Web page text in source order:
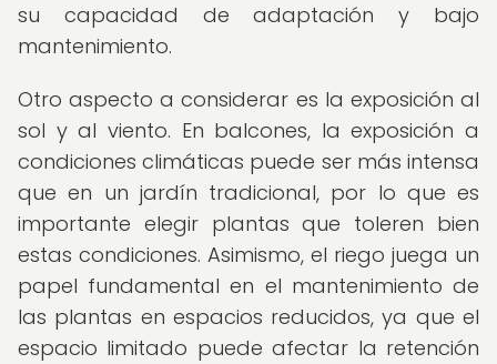
su capacidad de adaptación y bajo
mantenimiento.
Otro aspecto a considerar es la exposición al
sol y al viento. En balcones, la exposición a
condiciones climáticas puede ser más intensa
que en un jardín tradicional, por lo que es
importante elegir plantas que toleren bien
estas condiciones. Asimismo, el riego juega un
papel fundamental en el mantenimiento de
las plantas en espacios reducidos, ya que el
espacio limitado puede afectar la retención